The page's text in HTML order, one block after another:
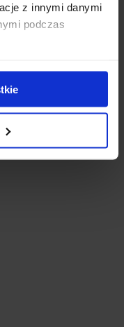
z innymi danymi
podczas
Podstawki
(107mm)
108,93 zł